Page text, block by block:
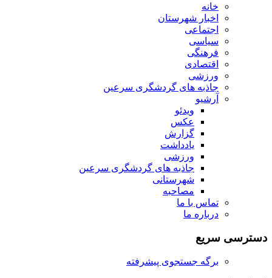
خانه
اخبار شهرستان
اجتماعی
سیاسی
فرهنگی
اقتصادی
ورزشی
جاذبه های گردشگری سرعین
آرشیو
ویدئو
عکس
گزارش
یادداشت
ورزشی
جاذبه های گردشگری سرعین
شهرستانی
مصاحبه
تماس با ما
درباره ما
دسترسی سریع
برگه جستجوی پیشرفته